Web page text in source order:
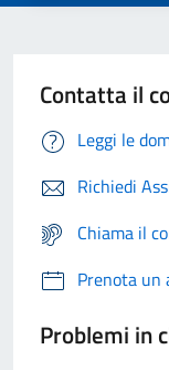
Contatta il
Leggi le
Richiedi
Chiama il
Prenota un
Problemi in